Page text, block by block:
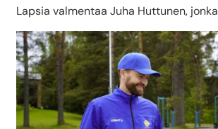
Lapsia valmentaa Juha Huttunen,